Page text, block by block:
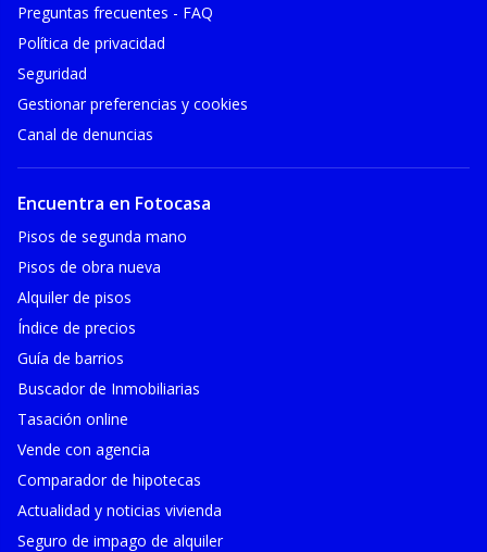
Preguntas frecuentes - FAQ
Política de privacidad
Seguridad
Gestionar preferencias y cookies
Canal de denuncias
Encuentra en Fotocasa
Pisos de segunda mano
Pisos de obra nueva
Alquiler de pisos
Índice de precios
Guía de barrios
Buscador de Inmobiliarias
Tasación online
Vende con agencia
Comparador de hipotecas
Actualidad y noticias vivienda
Seguro de impago de alquiler